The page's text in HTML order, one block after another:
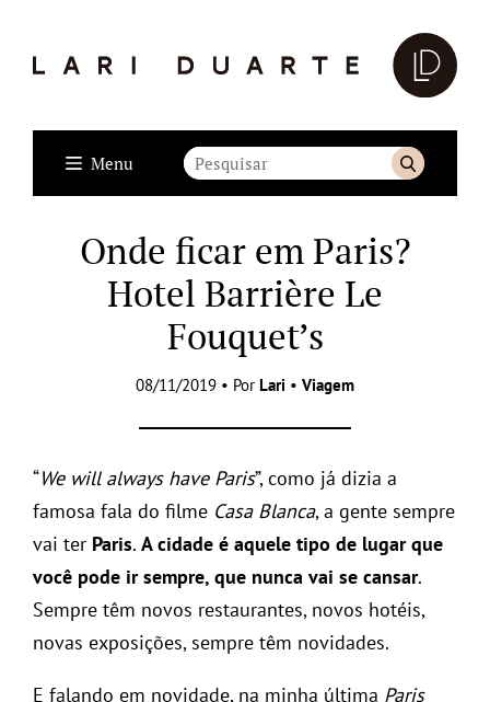
Menu
Onde ficar em Paris?
Hotel Barrière Le
Fouquet’s
08/11/2019 • Por Lari • Viagem
“We will always have Paris”, como já dizia a
famosa fala do filme Casa Blanca, a gente sempre
vai ter Paris. A cidade é aquele tipo de lugar que
você pode ir sempre, que nunca vai se cansar.
Sempre têm novos restaurantes, novos hotéis,
novas exposições, sempre têm novidades.
E falando em novidade, na minha última Paris